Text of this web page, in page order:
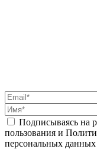
Подписываясь на
пользования и
персональных